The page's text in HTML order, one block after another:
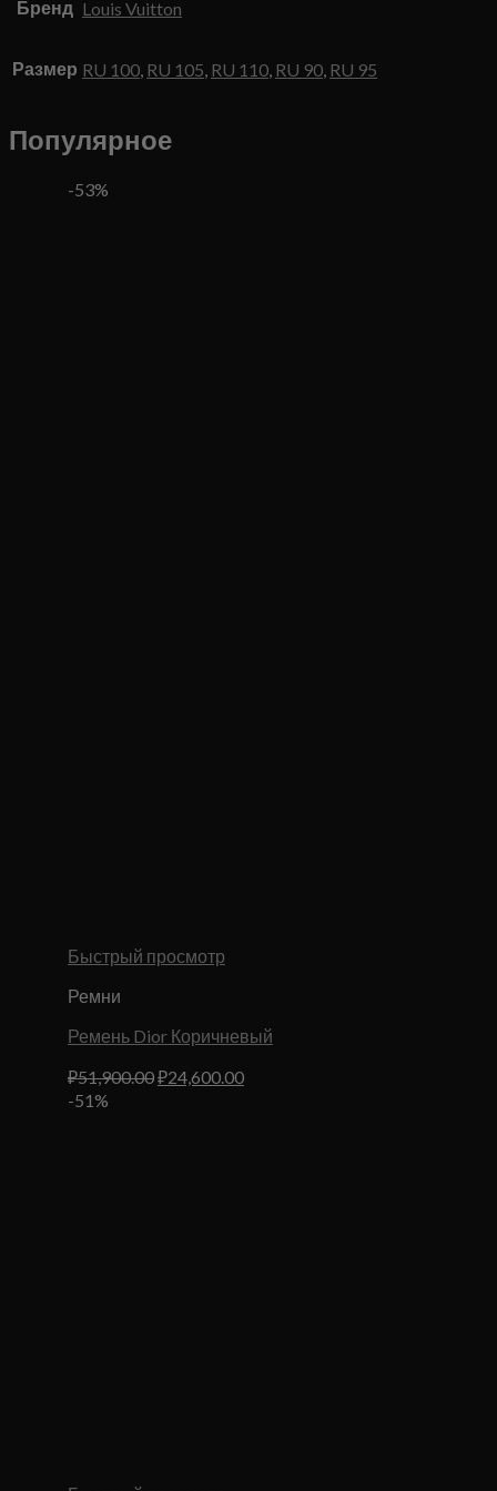
Бренд Louis Vuitton
Размер RU 100, RU 105, RU 110, RU 90, RU 95
Популярное
-53%
Быстрый просмотр
Ремни
Ремень Dior Коричневый
₽51,900.00Первоначальная
₽24,600.00Текущая
-51%